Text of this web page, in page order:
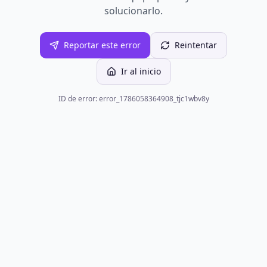
solucionarlo.
Reportar este error Reintentar
Ir al inicio
ID de error: error_1786058364908_tjc1wbv8y